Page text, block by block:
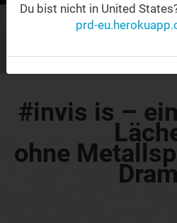
Mehr erfahren
#invis is –
ohne
Du bist nicht in United
prd-